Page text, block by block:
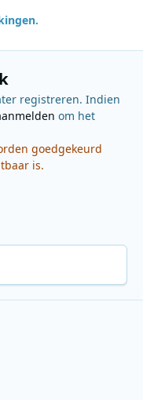
registreren. Indien
om het
goedgekeurd
is.